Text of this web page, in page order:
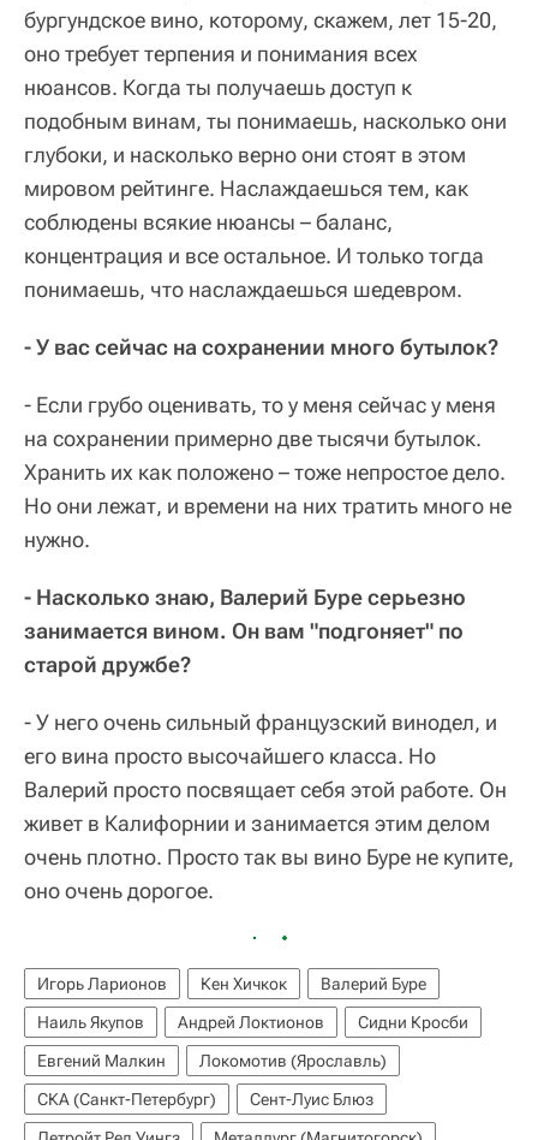
бургундское вино, которому, скажем, лет 15-20,
оно требует терпения и понимания всех
нюансов. Когда ты получаешь доступ к
подобным винам, ты понимаешь, насколько они
глубоки, и насколько верно они стоят в этом
мировом рейтинге. Наслаждаешься тем, как
соблюдены всякие нюансы – баланс,
концентрация и все остальное. И только тогда
понимаешь, что наслаждаешься шедевром.
- У вас сейчас на сохранении много бутылок?
- Если грубо оценивать, то у меня сейчас у меня
на сохранении примерно две тысячи бутылок.
Хранить их как положено – тоже непростое дело.
Но они лежат, и времени на них тратить много не
нужно.
- Насколько знаю, Валерий Буре серьезно
занимается вином. Он вам "подгоняет" по
старой дружбе?
- У него очень сильный французский винодел, и
его вина просто высочайшего класса. Но
Валерий просто посвящает себя этой работе. Он
живет в Калифорнии и занимается этим делом
очень плотно. Просто так вы вино Буре не купите,
оно очень дорогое.
Игорь Ларионов Кен Хичкок
Валерий Буре
Наиль Якупов
Андрей Локтионов
Сидни Кросби
Евгений Малкин
Локомотив (Ярославль)
СКА (Санкт-Петербург)
Сент-Луис Блюз